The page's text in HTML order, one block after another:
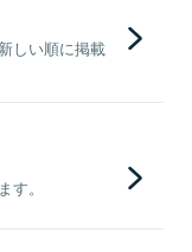
しい順に掲載
。